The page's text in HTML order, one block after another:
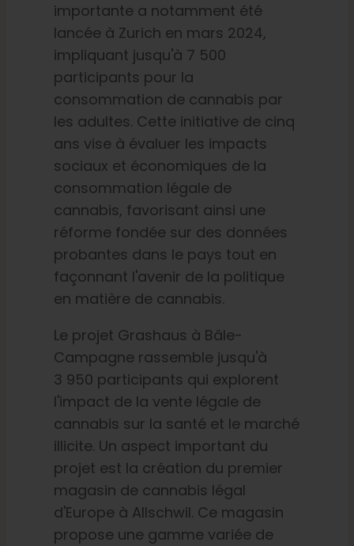
importante a notamment été
lancée à Zurich en mars 2024,
impliquant jusqu'à 7 500
participants pour la
consommation de cannabis par
les adultes. Cette initiative de cinq
ans vise à évaluer les impacts
sociaux et économiques de la
consommation légale de
cannabis, favorisant ainsi une
réforme fondée sur des données
probantes dans le pays tout en
façonnant l'avenir de la politique
en matière de cannabis.
Le projet Grashaus à Bâle-
Campagne rassemble jusqu'à
3 950 participants qui explorent
l'impact de la vente légale de
cannabis sur la santé et le marché
illicite. Un aspect important du
projet est la création du premier
magasin de cannabis légal
d'Europe à Allschwil. Ce magasin
propose une gamme variée de